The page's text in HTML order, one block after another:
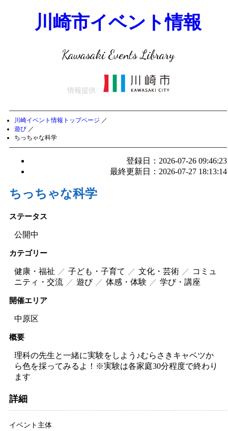
川崎市イベント情報
Kawasaki Events Library
情報提供
川崎イベント情報トップページ ／
遊び ／
ちっちゃな科学
登録日：2026-07-26 09:46:23
最終更新日：2026-07-27 18:13:14
ちっちゃな科学
ステータス
公開中
カテゴリー
健康・福祉 子ども・子育て 文化・芸術
コミュ
ニティ・交流
遊び 体感・体験 学び・講座
開催エリア
中原区
概要
理科の先生と一緒に実験をしよう♪むらさきキャベツか
ら色を採ってみるよ！※実験は各家庭30分程度で終わり
ます
詳細
イベント主体